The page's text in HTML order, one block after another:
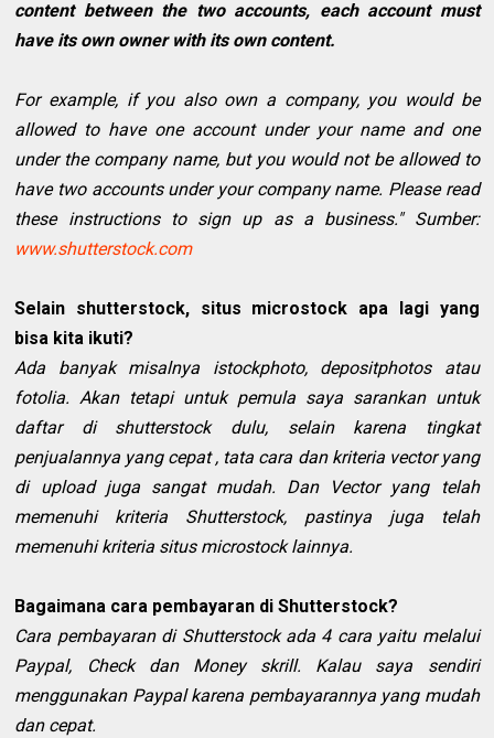
content between the two accounts, each account must
have its own owner with its own content.
For example, if you also own a company, you would be
allowed to have one account under your name and one
under the company name, but you would not be allowed to
have two accounts under your company name. Please read
these instructions to sign up as a business." Sumber:
www.shutterstock.com
Selain shutterstock, situs microstock apa lagi yang
bisa kita ikuti?
Ada banyak misalnya istockphoto, depositphotos atau
fotolia. Akan tetapi untuk pemula saya sarankan untuk
daftar di shutterstock dulu, selain karena tingkat
penjualannya yang cepat , tata cara dan kriteria vector yang
di upload juga sangat mudah. Dan Vector yang telah
memenuhi kriteria Shutterstock, pastinya juga telah
memenuhi kriteria situs microstock lainnya.
Bagaimana cara pembayaran di Shutterstock?
Cara pembayaran di Shutterstock ada 4 cara yaitu melalui
Paypal, Check dan Money skrill. Kalau saya sendiri
menggunakan Paypal karena pembayarannya yang mudah
dan cepat.